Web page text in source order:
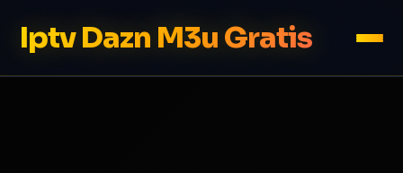
Iptv Dazn M3u Gratis